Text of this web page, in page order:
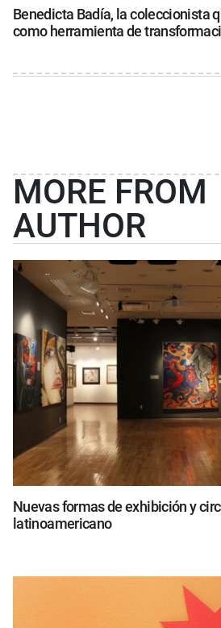
Benedicta Badía, la coleccionista
como herramienta de
MORE FROM
AUTHOR
Nuevas formas de exhibición y
latinoamericano